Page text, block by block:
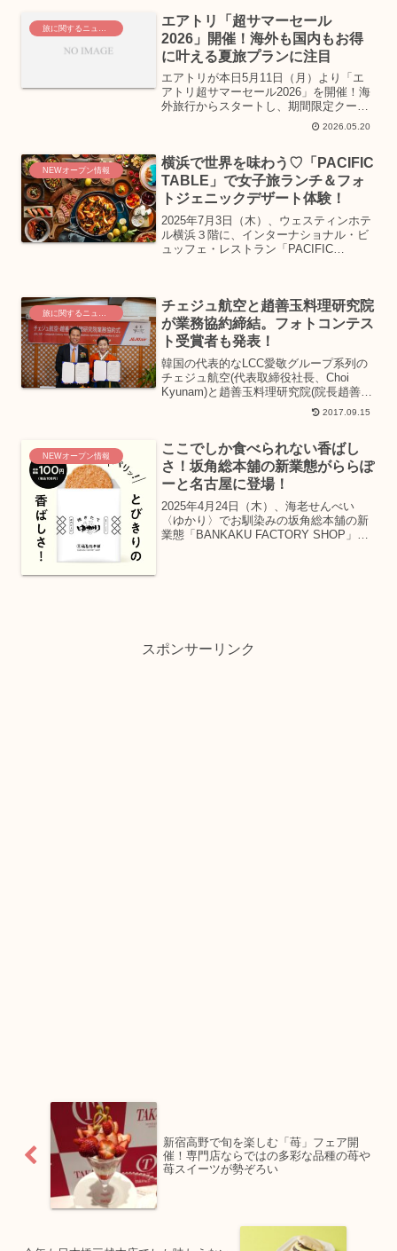
ンターや、ゆっ...
エアトリ「超サマーセール
2026」開催！海外も国内もお得
に叶える夏旅プランに注目
エアトリが本日5月11日（月）より「エ
アトリ超サマーセール2026」を開催！海
外旅行からスタートし、期間限定クーポ
ンも配布されるこのセールは、夏休みや
秋の旅行を計画している女子にとって見
あなたの憧れの旅を叶えましょう。
2026.05.20
NEWオープン情報
横浜で世界を味わう♡「PACIFIC
TABLE」で女子旅ランチ＆フォ
トジェニックデザート体験！
2025年7月3日（木）、ウェスティンホテ
ル横浜３階に、インターナショナル・ビ
ュッフェ・レストラン「PACIFIC
いジャンルの...
旅に関するニュース
チェジュ航空と趙善玉料理研究院
が業務協約締結。フォトコンテス
ト受賞者も発表！
韓国の代表的なLCC愛敬グループ系列の
チェジュ航空(代表取締役社長、Choi
Kyunam)と趙善玉料理研究院(院長趙善
玉)は、航空旅行活性化及び日韓食文化交
流のための協約を締結。9月8日、東京・
れました...
2017.09.15
NEWオープン情報
ここでしか食べられない香ばし
さ！坂角総本舖の新業態がららぽ
ーと名古屋に登場！
2025年4月24日（木）、海老せんべい
〈ゆかり〉でお馴染みの坂角総本舖の新
業態「BANKAKU FACTORY SHOP」
スポンサーリンク
新宿高野で旬を楽しむ「苺」フェア開
催！専門店ならではの多彩な品種の苺や
苺スイーツが勢ぞろい